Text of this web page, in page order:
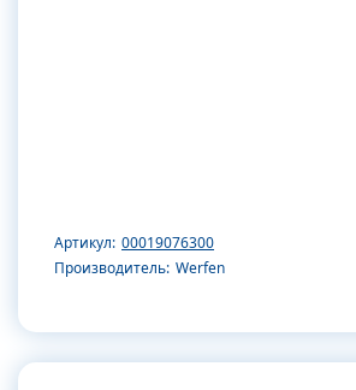
Артикул: 00019076300
Производитель: Werfen